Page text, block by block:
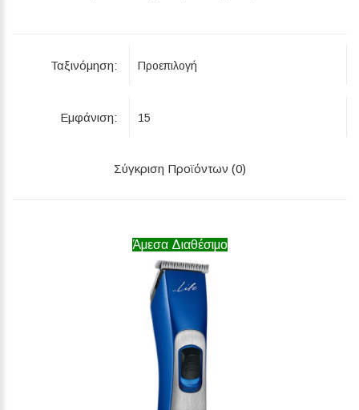
Ταξινόμηση:
Εμφάνιση:
Σύγκριση Προϊόντων (0)
Άμεσα Διαθέσιμο